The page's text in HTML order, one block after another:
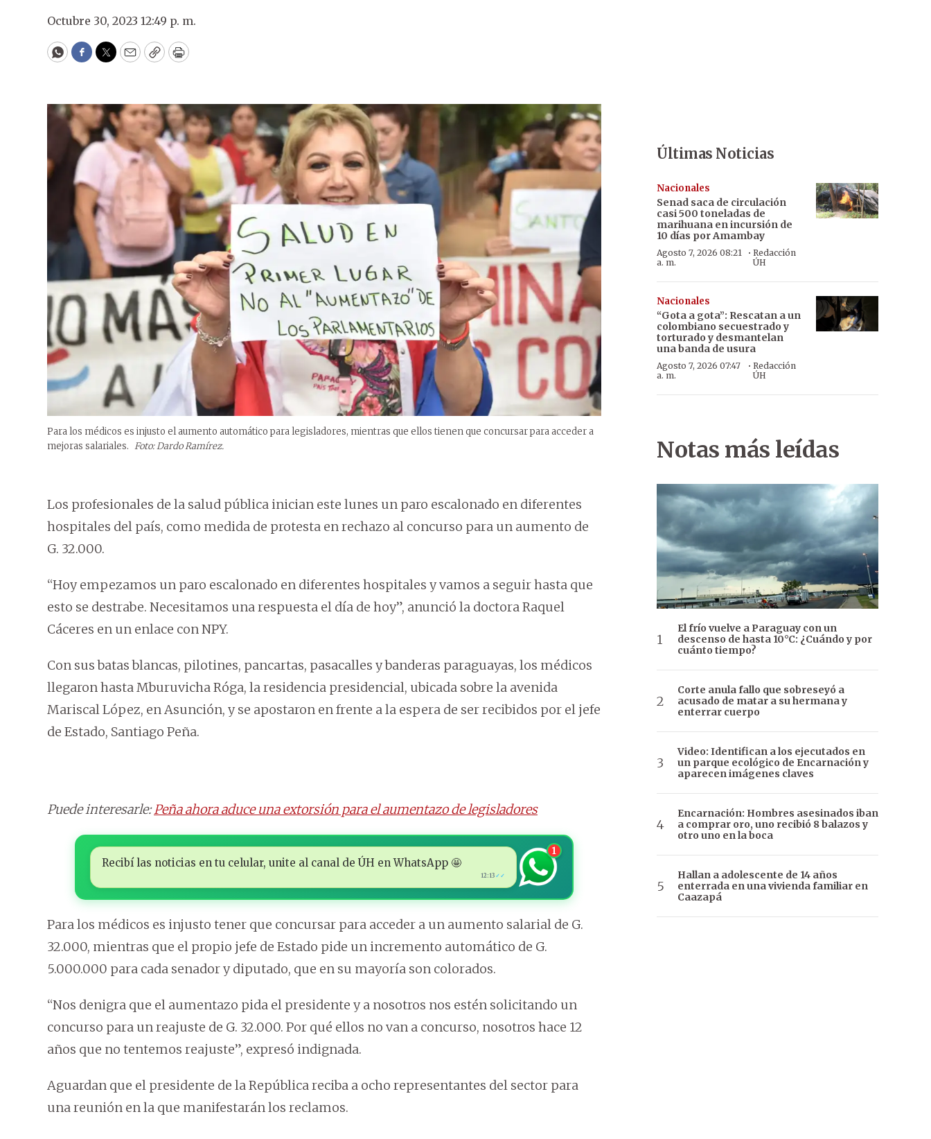
Octubre 30, 2023 12:49 p. m.
WhatsApp
Facebook
Twitter
EmailCopyPrint
Para los médicos es injusto el aumento automático para legisladores, mientras que ellos tienen que concursar para acceder a
mejoras salariales. Foto: Dardo Ramírez.
Los profesionales de la salud pública inician este lunes un paro escalonado en diferentes
hospitales del país, como medida de protesta en rechazo al concurso para un aumento de
G. 32.000.
“Hoy empezamos un paro escalonado en diferentes hospitales y vamos a seguir hasta que
esto se destrabe. Necesitamos una respuesta el día de hoy”, anunció la doctora Raquel
Cáceres en un enlace con NPY.
Con sus batas blancas, pilotines, pancartas, pasacalles y banderas paraguayas, los médicos
llegaron hasta Mburuvicha Róga, la residencia presidencial, ubicada sobre la avenida
Mariscal López, en Asunción, y se apostaron en frente a la espera de ser recibidos por el jefe
de Estado, Santiago Peña.
Puede interesarle:Peña ahora aduce una extorsión para el aumentazo de legisladores
Recibí las noticias en tu celular, unite al canal de ÚH en WhatsApp 🤩
12:13 ✓✓
1
Para los médicos es injusto tener que concursar para acceder a un aumento salarial de G.
32.000, mientras que el propio jefe de Estado pide un incremento automático de G.
5.000.000 para cada senador y diputado, que en su mayoría son colorados.
“Nos denigra que el aumentazo pida el presidente y a nosotros nos estén solicitando un
concurso para un reajuste de G. 32.000. Por qué ellos no van a concurso, nosotros hace 12
años que no tentemos reajuste”, expresó indignada.
Aguardan que el presidente de la República reciba a ocho representantes del sector para
una reunión en la que manifestarán los reclamos.
Últimas Noticias
Nacionales
Senad saca de circulación
casi 500 toneladas de
marihuana en incursión de
10 días por Amambay
Agosto 7, 2026 08:21
a. m.
·Redacción
ÚH
Nacionales
“Gota a gota”: Rescatan a un
colombiano secuestrado y
torturado y desmantelan
una banda de usura
Agosto 7, 2026 07:47
a. m.
· Redacción
ÚH
Notas más leídas
El frío vuelve a Paraguay con un
descenso de hasta 10°C: ¿Cuándo y por
cuánto tiempo?
Corte anula fallo que sobreseyó a
acusado de matar a su hermana y
enterrar cuerpo
Video: Identifican a los ejecutados en
un parque ecológico de Encarnación y
aparecen imágenes claves
Encarnación: Hombres asesinados iban
a comprar oro, uno recibió 8 balazos y
otro uno en la boca
Hallan a adolescente de 14 años
enterrada en una vivienda familiar en
Caazapá